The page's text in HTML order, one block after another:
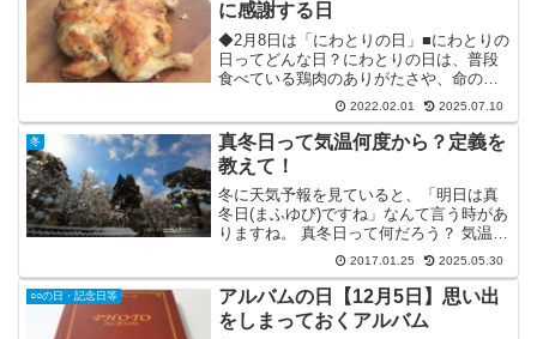
に感謝する日
◆2月8日は「にわとりの日」■にわとりの
日ってどんな日？にわとりの日は、普段
食べている鶏肉のありがたさや、命の尊
さを知り、感謝する日です。焼き鳥、フ
ライドチキン、唐揚げ、鶏のささ身カ
ツ、チキンカレー、鍋料理から鶏卵に至
るまで、料理の食材とし...
2022.02.01 2025.07.10
冬
真冬日って気温何度から？定義を
教えて！
冬に天気予報を見ていると、「明日は真
冬日(まふゆび)ですね」なんて言う時があ
りますね。 真冬日って何だろう？ 気温何
度くらいかな？って思ったことはありま
せんか？今回は、そんなあなたの疑問
に、ズバリお答えします！参考になれば
幸いです。■真冬日...
2017.01.25 2025.05.30
○○の日・記念日等
アルバムの日【12月5日】思い出
をしまっておくアルバム